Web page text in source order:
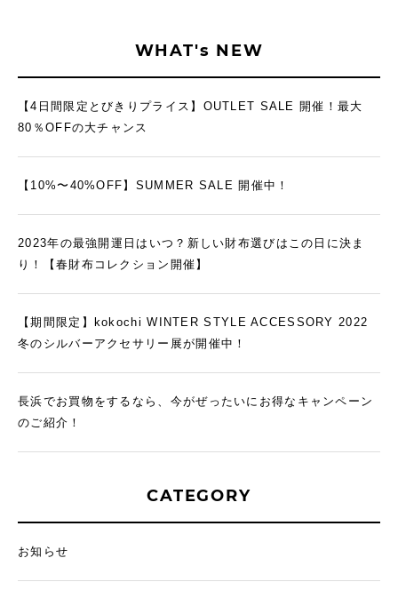
WHAT's NEW
【4日間限定とびきりプライス】OUTLET SALE 開催！最大
80％OFFの大チャンス
【10%〜40%OFF】SUMMER SALE 開催中！
2023年の最強開運日はいつ？新しい財布選びはこの日に決ま
り！【春財布コレクション開催】
【期間限定】kokochi WINTER STYLE ACCESSORY 2022
冬のシルバーアクセサリー展が開催中！
長浜でお買物をするなら、今がぜったいにお得なキャンペーン
のご紹介！
CATEGORY
お知らせ